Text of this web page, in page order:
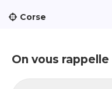
Corse
On vous